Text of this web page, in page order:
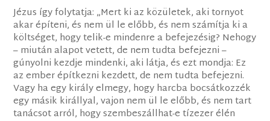
Jézus így folytatja: „Mert ki az közületek, aki tornyot
akar építeni, és nem ül le előbb, és nem számítja ki a
költséget, hogy telik-e mindenre a befejezésig? Nehogy
– miután alapot vetett, de nem tudta befejezni –
gúnyolni kezdje mindenki, aki látja, és ezt mondja: Ez
az ember építkezni kezdett, de nem tudta befejezni.
Vagy ha egy király elmegy, hogy harcba bocsátkozzék
egy másik királlyal, vajon nem ül le előbb, és nem tart
tanácsot arról, hogy szembeszállhat-e tízezer élén